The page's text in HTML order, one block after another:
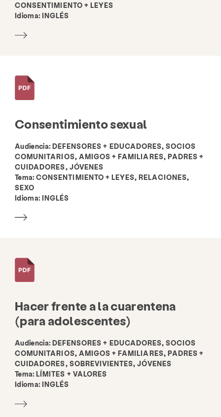
CONSENTIMIENTO + LEYES
Idioma: INGLÉS
Consentimiento sexual
Audiencia: DEFENSORES + EDUCADORES, SOCIOS
COMUNITARIOS, AMIGOS + FAMILIARES, PADRES +
CUIDADORES, JÓVENES
Tema:CONSENTIMIENTO + LEYES, RELACIONES,
SEXO
Idioma: INGLÉS
Hacer frente a la cuarentena
(para adolescentes)
Audiencia: DEFENSORES + EDUCADORES, SOCIOS
COMUNITARIOS, AMIGOS + FAMILIARES, PADRES +
CUIDADORES, SOBREVIVIENTES, JÓVENES
Tema:LÍMITES + VALORES
Idioma: INGLÉS